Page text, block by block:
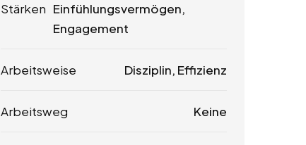
Stärken Einfühlungsvermögen,
Engagement
Arbeitsweise Disziplin, Effizienz
Arbeitsweg Keine